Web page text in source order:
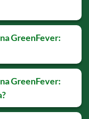
GreenFever:
GreenFever: